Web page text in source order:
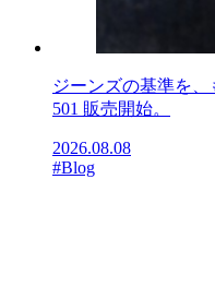
ジーンズの基準を、
501 販売開始。
2026.08.08
#Blog